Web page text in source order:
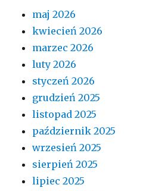
maj 2026
kwiecień 2026
marzec 2026
luty 2026
styczeń 2026
grudzień 2025
listopad 2025
październik 2025
wrzesień 2025
sierpień 2025
lipiec 2025